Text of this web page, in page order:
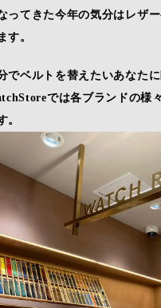
ってきた今年の気分はレザ
す。
でベルトを替えたいあなたに
では各ブランドの様
。